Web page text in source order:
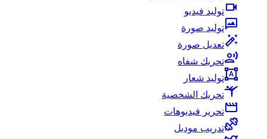
توليد فيديو
توليد صورة
تعديل صورة
تحريك شفاه
توليد شعار
تحريك الشخصية
تحرير فيديوهات
تدريب موديل